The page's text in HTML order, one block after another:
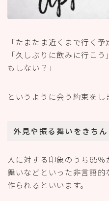
「たまたま近くまで行く予
「久しぶりに飲みに行こ
もしない？」
というように会う約束をし
外見や振る舞いをきちん
人に対する印象のうち65
舞いなどといった非言語
作られるといいます。